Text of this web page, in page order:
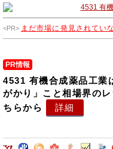
まだ市場に発見されてい
PR情報
4531 有機合成薬品工業
がかり」こと相場界の
ちらから
詳細